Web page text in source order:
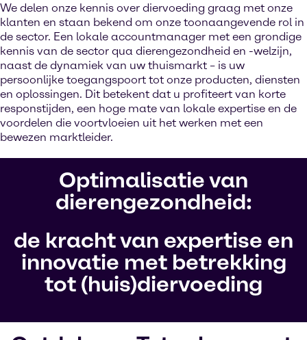
We delen onze kennis over diervoeding graag met onze
klanten en staan bekend om onze toonaangevende rol in
de sector. Een lokale accountmanager met een grondige
kennis van de sector qua dierengezondheid en -welzijn,
naast de dynamiek van uw thuismarkt – is uw
persoonlijke toegangspoort tot onze producten, diensten
en oplossingen. Dit betekent dat u profiteert van korte
responstijden, een hoge mate van lokale expertise en de
voordelen die voortvloeien uit het werken met een
bewezen marktleider.
Optimalisatie van
dierengezondheid:
de kracht van expertise en
innovatie met betrekking
tot (huis)diervoeding